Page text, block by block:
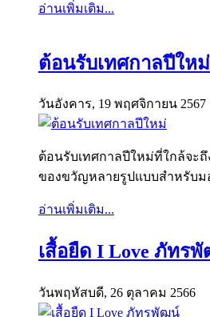
อ่านเพิ่มเติม...
ต้อนรับเทศกาลปีใหม่
วันอังคาร, 19 พฤศจิกายน 2567
ต้อนรับเทศกาลปีใหม่ที่ใกล้จะ
ของขวัญหลายรูปแบบสำหรับม
อ่านเพิ่มเติม...
เสื้อยืด I Love ภัทร
วันพฤหัสบดี, 26 ตุลาคม 2566